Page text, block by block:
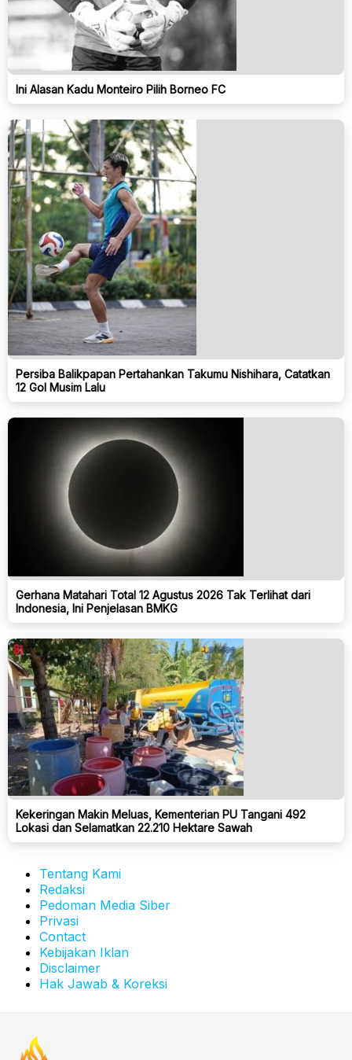
Ini Alasan Kadu Monteiro Pilih Borneo FC
Persiba Balikpapan Pertahankan Takumu Nishihara, Catatkan
12 Gol Musim Lalu
Gerhana Matahari Total 12 Agustus 2026 Tak Terlihat dari
Indonesia, Ini Penjelasan BMKG
Kekeringan Makin Meluas, Kementerian PU Tangani 492
Lokasi dan Selamatkan 22.210 Hektare Sawah
Tentang Kami
Redaksi
Pedoman Media Siber
Privasi
Contact
Kebijakan Iklan
Disclaimer
Hak Jawab & Koreksi